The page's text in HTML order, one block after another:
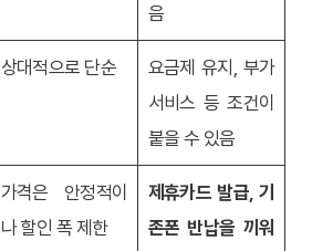
음
상대적으로 단순
요금제 유지, 부가
서비스 등 조건이
붙을 수 있음
가격은 안정적이
나 할인 폭 제한
제휴카드 발급, 기
존폰 반납을 끼워